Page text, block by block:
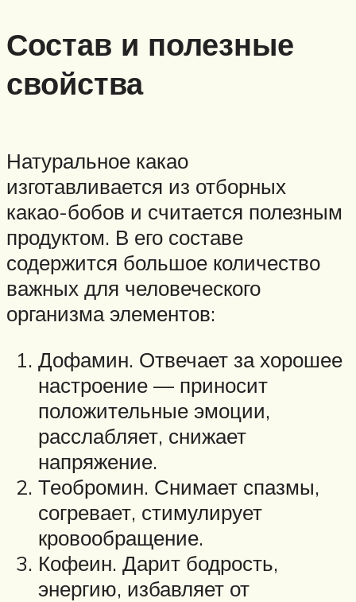
Состав и полезные
свойства
Натуральное какао
изготавливается из отборных
какао-бобов и считается полезным
продуктом. В его составе
содержится большое количество
важных для человеческого
организма элементов:
Дофамин. Отвечает за хорошее
настроение — приносит
положительные эмоции,
расслабляет, снижает
напряжение.
Теобромин. Снимает спазмы,
согревает, стимулирует
кровообращение.
Кофеин. Дарит бодрость,
энергию, избавляет от